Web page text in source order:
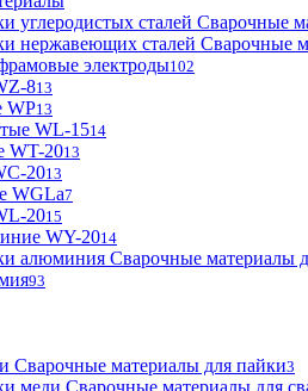
Сварочные
Сварочные
электроды102
813
WP13
WL-1514
WT-2013
2013
WGLa7
2015
WY-2014
Сварочные материалы
93
Сварочные материалы для пайки3
Сварочные материалы для